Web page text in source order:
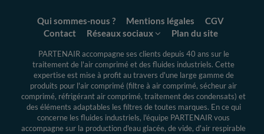
Qui sommes-nous ? Mentions légales
CGV
Contact
Réseaux sociaux Plan du site
PARTENAIR accompagne ses clients depuis 40 ans sur le
traitement de l'air comprimé et des fluides industriels. Cette
expertiseest mise à profit au travers d'une large gamme de
produits pour l'air comprimé (filtre à air comprimé, sécheur air
comprimé, réfrigérant air comprimé, traitement des condensats) et
des éléments adaptables les filtres de toutes marques. En ce qui
concerne les fluides industriels, l'équipe PARTENAIR vous
accompagne sur la production d'eau glacée, de vide, d'air respirable